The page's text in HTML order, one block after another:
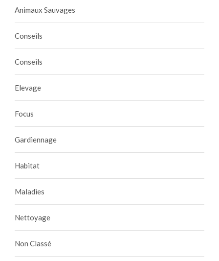
Animaux Sauvages
Conseils
Conseils
Elevage
Focus
Gardiennage
Habitat
Maladies
Nettoyage
Non Classé